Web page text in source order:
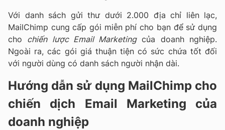
Với danh sách gửi thư dưới 2.000 địa chỉ liên lạc,
MailChimp cung cấp gói miễn phí cho bạn để sử dụng
cho chiến lược Email Marketingcủa doanh nghiệp.
Ngoài ra, các gói giá thuận tiện có sức chứa tốt đối
với người dùng có danh sách người nhận dài.
Hướng dẫn sử dụng MailChimp cho
chiến dịch Email Marketing của
doanh nghiệp